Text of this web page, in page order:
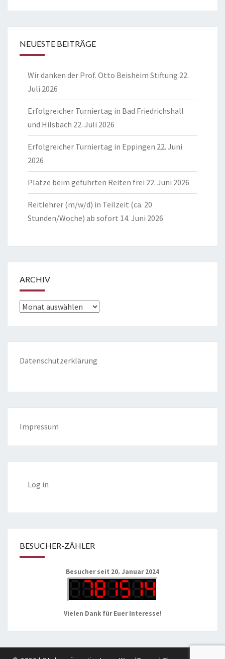
NEUESTE BEITRÄGE
Wir danken der Prof. Otto Beisheim Stiftung 22.
Juli 2026
Erfolgreicher Turniertag in Bad Friedrichshall
und Hilsbach 22. Juli 2026
Erfolgreicher Turniertag in Eppingen 22. Juni
2026
Plätze beim geführten Reiten frei 22. Juni 2026
Reitlehrer (m/w/d) in Teilzeit (ca. 20
Stunden/Woche) ab sofort 14. Juni 2026
ARCHIV
Archiv
Datenschutzerklärung
Impressum
Log in
BESUCHER-ZÄHLER
Besucher seit 20. Januar 2024
Vielen Dank für Euer Interesse!